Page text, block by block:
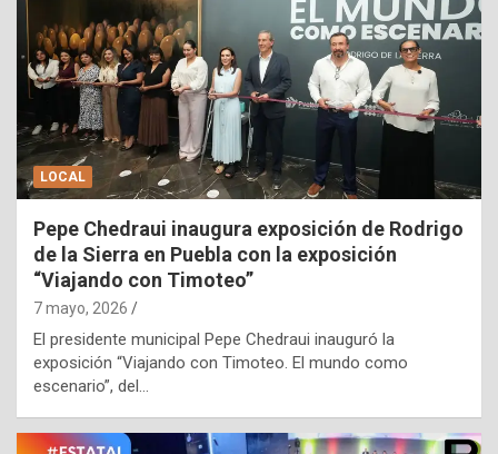
LOCAL
Pepe Chedraui inaugura exposición de Rodrigo
de la Sierra en Puebla con la exposición
“Viajando con Timoteo”
7 mayo, 2026
El presidente municipal Pepe Chedraui inauguró la
exposición “Viajando con Timoteo. El mundo como
escenario”, del…